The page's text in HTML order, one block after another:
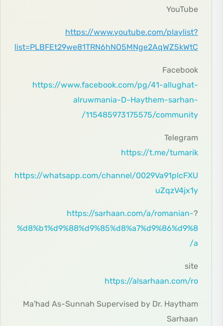
YouTube
https://www.youtube.com/playlist?
list=PLBFEt29we81TRN6hNO5MNge2AqWZ5kWtC
Facebook
https://www.facebook.com/pg/41-allughat-
alruwmania-D-Haythem-sarhan-
115485973175575/community/
Telegram
https://t.me/tumarik
https://whatsapp.com/channel/0029Va91plcFXU
uZqzV4jx1y
?
https://sarhaan.com/a/romanian-
%d8%b1%d9%88%d9%85%d8%a7%d9%86%d9%8
a/
site
https://alsarhaan.com/ro
Ma'had As-Sunnah Supervised by Dr. Haytham
Sarhaan